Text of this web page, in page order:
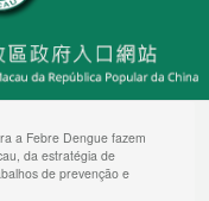
a Febre Dengue fazem
da estratégia de
de prevenção e